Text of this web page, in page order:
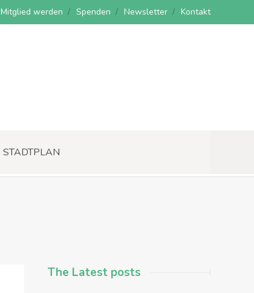
Mitglied werden Spenden Newsletter Kontakt
STADTPLAN
The Latest posts